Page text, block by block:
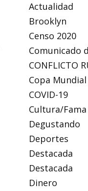
Actualidad
Brooklyn
Censo 2020
Comunicado
CONFLICTO
Copa
COVID-19
Cultura/Fama
Degustando
Deportes
Destacada
Destacada
Dinero